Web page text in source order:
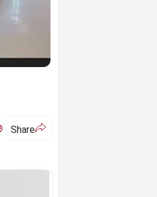
Share